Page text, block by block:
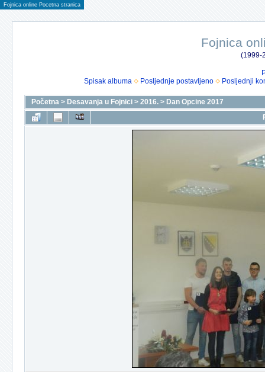
Fojnica online Pocetna stranica
Fojnica
(1999-
Spisak albuma
Posljednje postavljeno Posljednji
Početna > Desavanja u Fojnici > 2016. > Dan Opcine 2017